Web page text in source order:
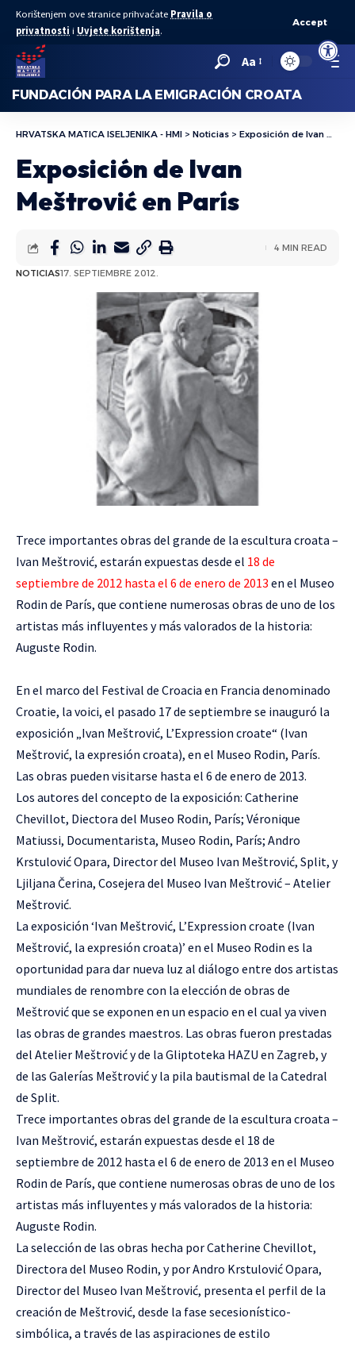
Abrir
Korištenjem ove stranice prihvaćate Pravila o
privatnosti i Uvjete korištenja.
Accept
Aa
FUNDACIÓN PARA LA EMIGRACIÓN CROATA
HRVATSKA MATICA ISELJENIKA - HMI > Noticias > Exposición de Ivan Meštrović en París
Exposición de Ivan
Meštrović en París
NOTICIAS17. SEPTIEMBRE 2012.
4 MIN READ
Trece importantes obras del grande de la escultura croata –
Ivan Meštrović, estarán expuestas desde el 18 de
septiembre de 2012 hasta el 6 de enero de 2013 en el Museo
Rodin de París, que contiene numerosas obras de uno de los
artistas más influyentes y más valorados de la historia:
Auguste Rodin.
En el marco del Festival de Croacia en Francia denominado
Croatie, la voici, el pasado 17 de septiembre se inauguró la
exposición „Ivan Meštrović, L’Expression croate“ (Ivan
Meštrović, la expresión croata), en el Museo Rodin, París.
Las obras pueden visitarse hasta el 6 de enero de 2013.
Los autores del concepto de la exposición: Catherine
Chevillot, Diectora del Museo Rodin, París; Véronique
Matiussi, Documentarista, Museo Rodin, París; Andro
Krstulović Opara, Director del Museo Ivan Meštrović, Split, y
Ljiljana Čerina, Cosejera del Museo Ivan Meštrović – Atelier
Meštrović.
La exposición ‘Ivan Meštrović, L’Expression croate (Ivan
Meštrović, la expresión croata)’ en el Museo Rodin es la
oportunidad para dar nueva luz al diálogo entre dos artistas
mundiales de renombre con la elección de obras de
Meštrović que se exponen en un espacio en el cual ya viven
las obras de grandes maestros. Las obras fueron prestadas
del Atelier Meštrović y de la Gliptoteka HAZU en Zagreb, y
de las Galerías Meštrović y la pila bautismal de la Catedral
de Split.
Trece importantes obras del grande de la escultura croata –
Ivan Meštrović, estarán expuestas desde el 18 de
septiembre de 2012 hasta el 6 de enero de 2013 en el Museo
Rodin de París, que contiene numerosas obras de uno de los
artistas más influyentes y más valorados de la historia:
Auguste Rodin.
La selección de las obras hecha por Catherine Chevillot,
Directora del Museo Rodin, y por Andro Krstulović Opara,
Director del Museo Ivan Meštrović, presenta el perfil de la
creación de Meštrović, desde la fase secesionístico-
simbólica, a través de las aspiraciones de estilo